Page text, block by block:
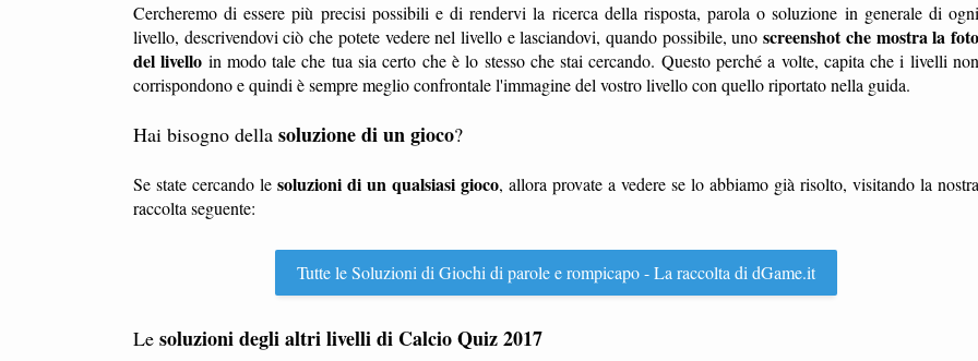
Cercheremo di essere più precisi possibili e di rendervi la ricerca della risposta, parola o soluzione in generale di ogni
livello, descrivendovi ciò che potete vedere nel livello e lasciandovi, quando possibile, unoscreenshot che mostra la
del livello in modo tale che tua sia certo che è lo stesso che stai cercando. Questo perché a volte, capita che i livelli
corrispondono e quindi è sempre meglio confrontale l'immagine del vostro livello con quello riportato nella guida.
Hai bisogno della soluzione di un gioco?
Se state cercando le soluzioni di un qualsiasi gioco, allora provate a vedere se lo abbiamo già risolto, visitando la nostra
raccolta seguente:
Tutte le Soluzioni di Giochi di parole e rompicapo - La raccolta di dGame.it
Le soluzioni degli altri livelli di Calcio Quiz 2017